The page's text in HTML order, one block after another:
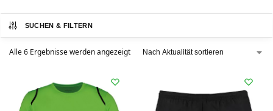
SUCHEN & FILTERN
Alle 6 Ergebnisse werden angezeigt